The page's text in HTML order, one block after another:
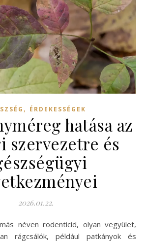
, ÉRDEKESSÉGEK
hatása az
szervezetre és
2026.01.22.
rágcsálók, például patkányok és